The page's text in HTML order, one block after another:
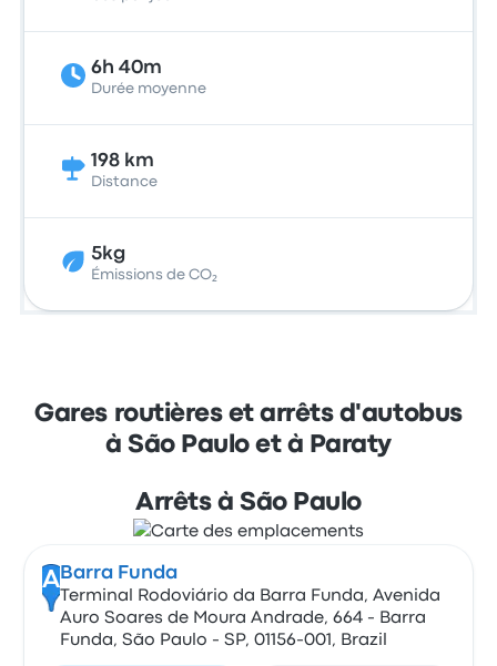
6h 40m
Durée moyenne
198 km
Distance
5kg
Émissions de CO₂
Gares routières et arrêts d'autobus
à São Paulo et à Paraty
Arrêts à São Paulo
A Barra Funda
Terminal Rodoviário da Barra Funda, Avenida
Auro Soares de Moura Andrade, 664 - Barra
Funda, São Paulo - SP, 01156-001, Brazil